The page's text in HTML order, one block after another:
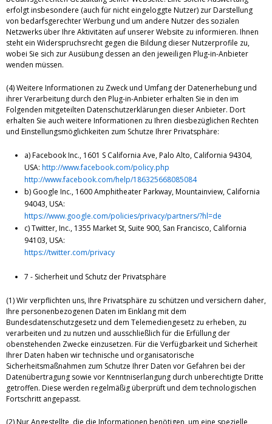
erfolgt insbesondere (auch für nicht eingeloggte Nutzer) zur Darstellung
von bedarfsgerechter Werbung und um andere Nutzer des sozialen
Netzwerks über Ihre Aktivitäten auf unserer Website zu informieren. Ihnen
steht ein Widerspruchsrecht gegen die Bildung dieser Nutzerprofile zu,
wobei Sie sich zur Ausübung dessen an den jeweiligen Plug-in-Anbieter
wenden müssen.
(4) Weitere Informationen zu Zweck und Umfang der Datenerhebung und
ihrer Verarbeitung durch den Plug-in-Anbieter erhalten Sie in den im
Folgenden mitgeteilten Datenschutzerklärungen dieser Anbieter. Dort
erhalten Sie auch weitere Informationen zu Ihren diesbezüglichen Rechten
und Einstellungsmöglichkeiten zum Schutze Ihrer Privatsphäre:
a) Facebook Inc., 1601 S California Ave, Palo Alto, California 94304,
USA: http://www.facebook.com/policy.php
http://www.facebook.com/help/186325668085084
b) Google Inc., 1600 Amphitheater Parkway, Mountainview, California
94043, USA:
https://www.google.com/policies/privacy/partners/?hl=de
c) Twitter, Inc., 1355 Market St, Suite 900, San Francisco, California
94103, USA:
https://twitter.com/privacy
7 - Sicherheit und Schutz der Privatsphäre
(1) Wir verpflichten uns, Ihre Privatsphäre zu schützen und versichern daher,
Ihre personenbezogenen Daten im Einklang mit dem
Bundesdatenschutzgesetz und dem Telemediengesetz zu erheben, zu
verarbeiten und zu nutzen und ausschließlich für die Erfüllung der
obenstehenden Zwecke einzusetzen. Für die Verfügbarkeit und Sicherheit
Ihrer Daten haben wir technische und organisatorische
Sicherheitsmaßnahmen zum Schutze Ihrer Daten vor Gefahren bei der
Datenübertragung sowie vor Kenntniserlangung durch unberechtigte Dritte
getroffen. Diese werden regelmäßig überprüft und dem technologischen
Fortschritt angepasst.
(2) Nur Angestellte, die die Informationen benötigen, um eine spezielle